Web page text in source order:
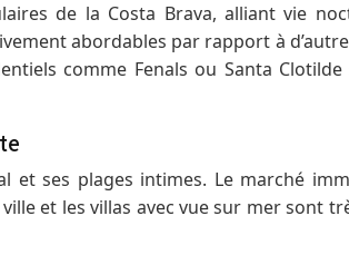
de la Costa Brava, alliant vie
abordables par rapport à
comme Fenals ou Santa
et ses plages intimes. Le marché
et les villas avec vue sur mer sont